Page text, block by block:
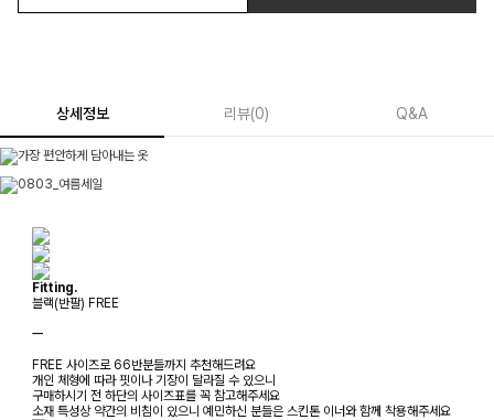
상세정보 리뷰(0) Q&A
Fitting.
블랙(반팔) FREE
ㅡ
FREE 사이즈로 66반분들까지 추천해드려요
개인 체형에 따라 핏이나 기장이 달라질 수 있으니
구매하시기 전 하단의 사이즈표를 꼭 참고해주세요
소재 특성상 약간의 비침이 있으니 예민하신 분들은 스킨톤 이너와 함께 착용해주세요